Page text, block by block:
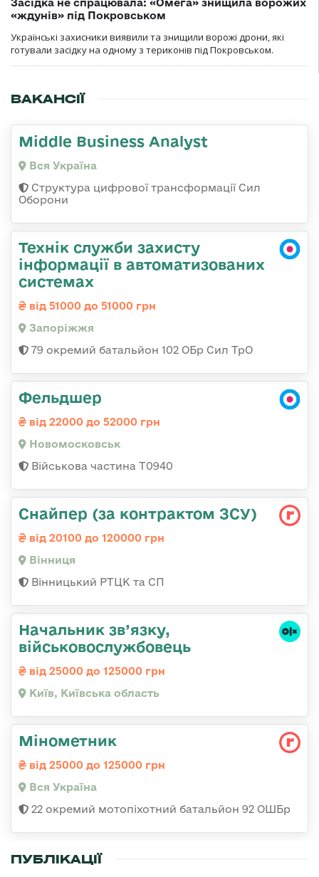
«ждунів» під Покровськом
Українські захисники виявили та знищили ворожі дрони, які
готували засідку на одному з териконів під Покровськом.
ВАКАНСІЇ
Middle Business Analyst
Вся Україна
Структура цифрової трансформації Сил
Оборони
Технік служби захисту
інформації в автоматизованих
системах
від 51000 до 51000 грн
Запоріжжя
79 окремий батальйон 102 ОБр Сил ТрО
Фельдшер
від 22000 до 52000 грн
Новомосковськ
Військова частина Т0940
Снайпер (за контрактом ЗСУ)
від 20100 до 120000 грн
Вінниця
Вінницький РТЦК та СП
Начальник зв’язку,
військовослужбовець
від 25000 до 125000 грн
Київ, Київська область
Мінометник
від 25000 до 125000 грн
Вся Україна
22 окремий мотопіхотний батальйон 92 ОШБр
ПУБЛІКАЦІЇ